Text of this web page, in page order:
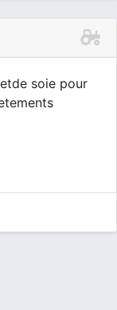
soie pour